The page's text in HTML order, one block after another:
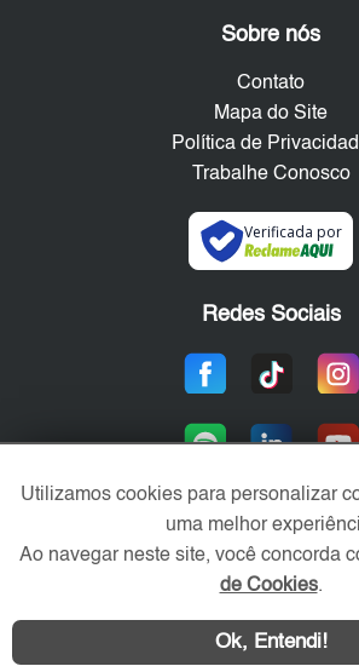
Contatar
Sobre nós
Contato
Mapa do Site
Política de
Trabalhe Conosco
Verificada por
Redes Sociais
Área exclusiva aos
acesse sua conta:
Utilizamos cookies para personalizar
uma melhor
Ao navegar neste site, você concorda
de Cookies.
Ok, Entendi!